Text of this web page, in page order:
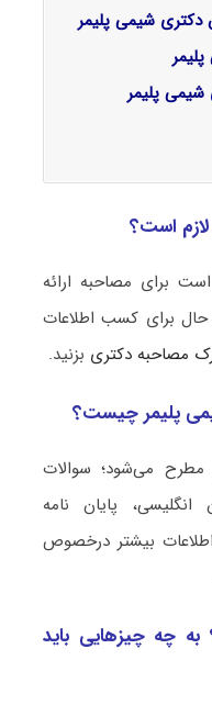
دکتری شیمی پلیمر
شیمی پلیمر
است؟
برای مصاحبه ارائه
حال برای کسب اطلاعات
مصاحبه دکتری بزنید.
پلیمر چیست؟
مطرح می‌شود؛ سوالات
پایان نامه
بیشتر درخصوص
چه چیزهایی باید